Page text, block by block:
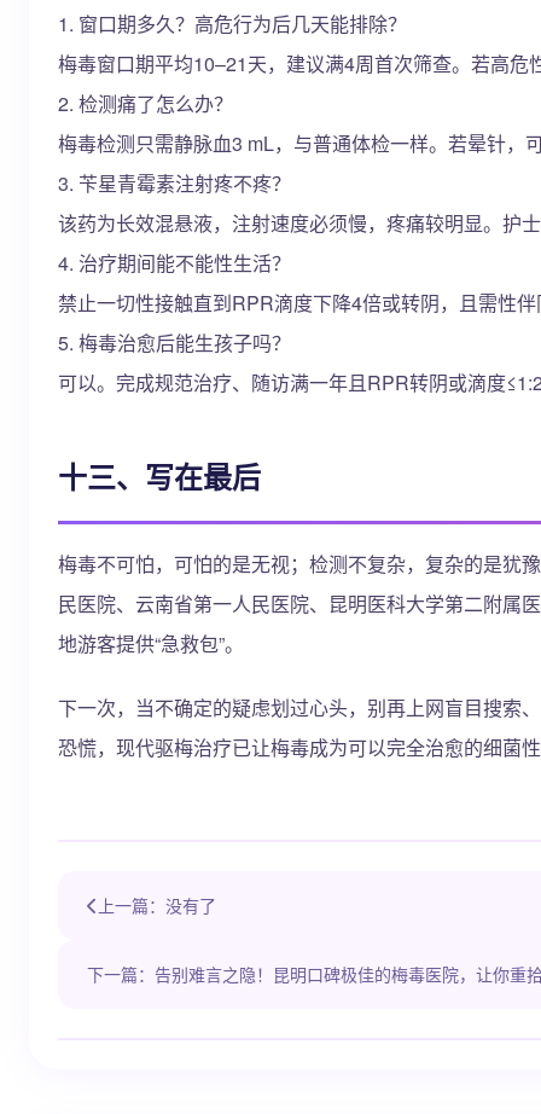
1. 窗口期多久？高危行为后几天能排除？
梅毒窗口期平均10–21天，建议满4周首次筛查。若高
2. 检测痛了怎么办？
梅毒检测只需静脉血3 mL，与普通体检一样。若晕针
3. 苄星青霉素注射疼不疼？
该药为长效混悬液，注射速度必须慢，疼痛较明显。护
4. 治疗期间能不能性生活？
禁止一切性接触直到RPR滴度下降4倍或转阴，且需性
5. 梅毒治愈后能生孩子吗？
可以。完成规范治疗、随访满一年且RPR转阴或滴度
十三、写在最后
梅毒不可怕，可怕的是无视；检测不复杂，复杂的是犹
民医院、云南省第一人民医院、昆明医科大学第二附属
地游客提供“急救包”。
下一次，当不确定的疑虑划过心头，别再上网盲目搜索
恐慌，现代驱梅治疗已让梅毒成为可以完全治愈的细菌
上一篇：没有了
下一篇：告别难言之隐！昆明口碑极佳的梅毒医院，让你重